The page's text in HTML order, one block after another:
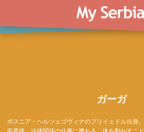
ガーガ
ボスニア・ヘルツェゴヴィナのプリイェドル出身